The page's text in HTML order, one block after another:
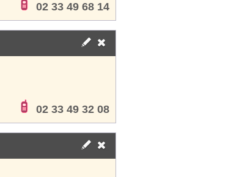
02 33 49 68 14
02 33 49 32 08